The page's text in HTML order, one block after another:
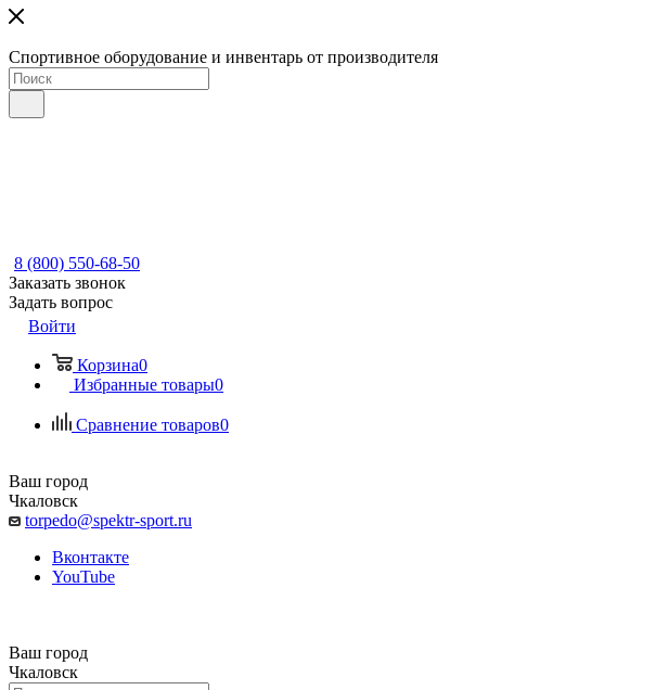
Спортивное оборудование и инвентарь от производителя
8 (800) 550-68-50
Заказать звонок
Задать вопрос
Войти
Корзина0
Избранные товары0
Сравнение товаров0
Ваш город
Чкаловск
torpedo@spektr-sport.ru
Вконтакте
YouTube
Ваш город
Чкаловск